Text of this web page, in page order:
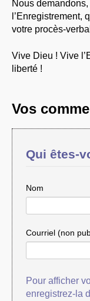
Nous
l’Enregistrement,
votre procès-
Vive Dieu ! Vive
liberté !
Vos
Qui êtes-
Nom
Courriel (non
Pour afficher
enregistrez-la